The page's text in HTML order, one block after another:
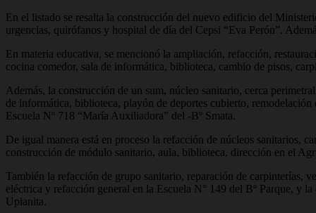
En el listado se resalta la construcción del nuevo edificio del
urgencias, quirófanos y hospital de día del Cepsi “Eva Perón”.
En materia educativa, se mencionó la ampliación, refacción,
cocina comedor, sala de informática, biblioteca, cambio de pisos,
Además, la construcción de un sum, núcleo sanitario, cerca
de informática, biblioteca, playón de deportes cubierto,
Escuela Nº 718 “María Auxiliadora” del -Bº Smata.
De igual manera está en proceso la refacción de núcleos sanitarios,
construcción de módulo sanitario, aula, biblioteca, dirección en el
También la refacción de grupo sanitario, reparación de carpinterías,
eléctrica y refacción general en la Escuela N° 149 del Bº Parque, y
Upianita.